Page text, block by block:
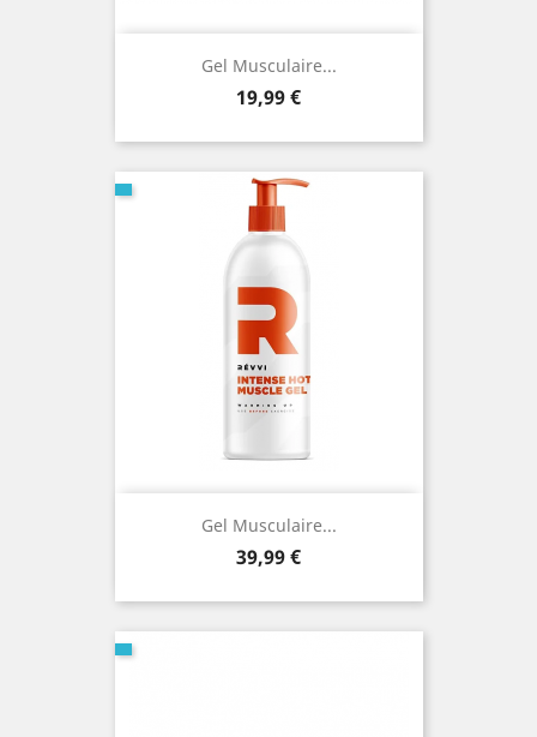
Gel Musculaire...
Prix
19,99 €
Gel Musculaire...
Prix
39,99 €